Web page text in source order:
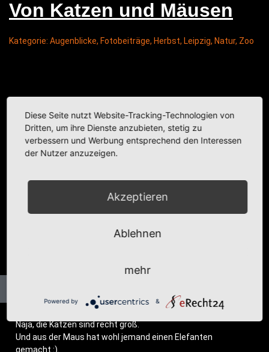
Von Kat­zen und Mäusen
Kategorie: Augenblicke, Fotobeiträge, Herbst, Leipzig, Natur, Zoo
Naja, die Kat­zen sind recht groß.
Und aus der Maus hat wohl jemand einen Ele­fan­ten
gemacht :).
Diese Seite nutzt Website-Tracking-Technologien von
Dritten, um ihre Dienste anzubieten, stetig zu
verbessern und Werbung entsprechend den Interessen
der Nutzer anzuzeigen.
Akzeptieren
Ablehnen
mehr
Powered by &